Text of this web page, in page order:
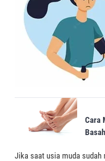
Cara
Jika saat usia muda